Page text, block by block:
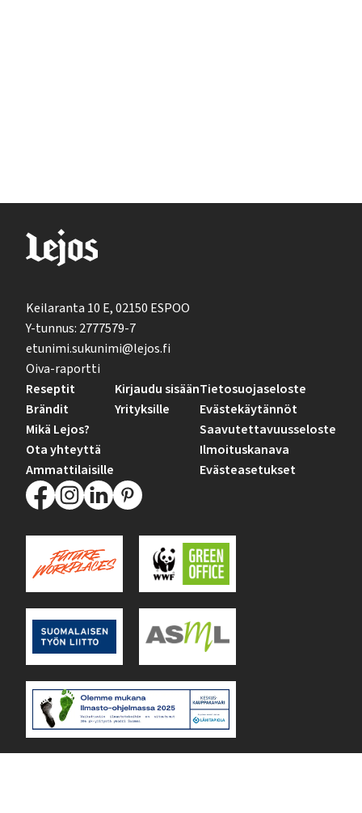
Keilaranta 10 E, 02150 ESPOO
Y-tunnus: 2777579-7
etunimi.sukunimi@lejos.fi
Oiva-raportti
Reseptit
Brändit
Mikä Lejos?
Ota yhteyttä
Ammattilaisille
Kirjaudu sisään
Yrityksille
Tietosuojaseloste
Evästekäytännöt
Saavutettavuusseloste
Ilmoituskanava
Evästeasetukset